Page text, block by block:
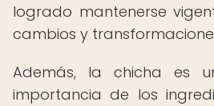
logrado mantenerse
cambios y
Además, la chicha es
importancia de los